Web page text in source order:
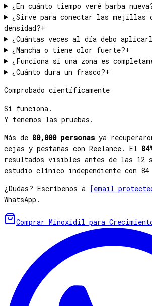
¿En cuánto tiempo veré barba
¿Sirve para conectar las mejillas
densidad?+
¿Cuántas veces al día debo
¿Mancha o tiene olor fuerte?+
¿Funciona si una zona es
¿Cuánto dura un frasco?+
Comprobado científicamente
Sí funciona.
Y tenemos las pruebas.
Más de 80,000 personas ya
cejas y pestañas con Reelance. El
resultados visibles antes de las 12
estudio clínico independiente con
¿Dudas? Escríbenos a [email
WhatsApp.
Comprar Minoxidil para